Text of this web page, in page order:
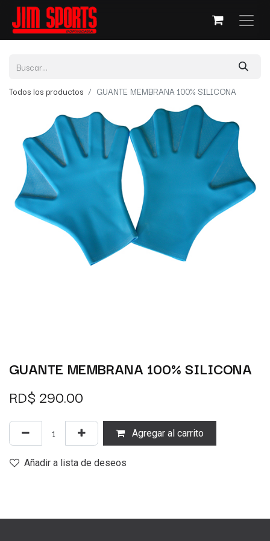
Todos los productos GUANTE MEMBRANA 100% SILICONA
GUANTE MEMBRANA 100% SILICONA
RD$ 290.00
Agregar al carrito
Añadir a lista de deseos